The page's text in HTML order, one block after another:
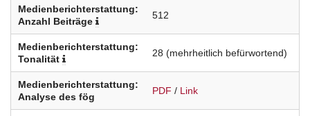
Medienberichterstattung:
Anzahl Beiträge
512
Medienberichterstattung:
Tonalität
28 (mehrheitlich befürwortend)
Medienberichterstattung:
Analyse des fög
PDF / Link